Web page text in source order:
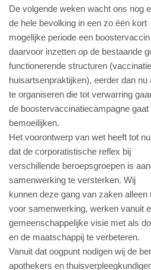
De volgende weken wacht ons nog
de hele bevolking in een zo één kort
mogelijke periode een
daarvoor inzetten op de bestaande
functionerende structuren
huisartsenpraktijken), eerder dan nu
te organiseren die tot verwarring
de boostervaccinatiecampagne gaat
bemoeilijken.
Het voorontwerp van wet heeft tot
dat de corporatistische reflex bij
verschillende beroepsgroepen is
samenwerking te versterken. Wij
kunnen deze gang van zaken
voor samenwerking, werken vanuit
gemeenschappelijke visie met als
en de maatschappij te verbeteren.
Vanuit dat oogpunt nodigen wij de
apothekers en